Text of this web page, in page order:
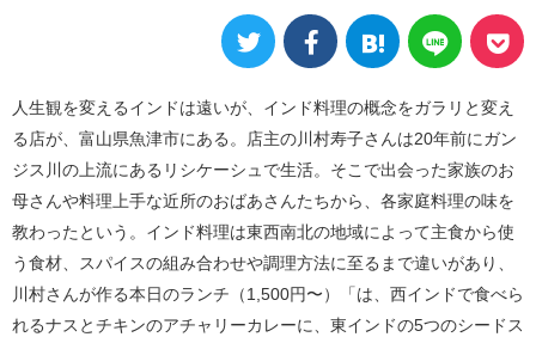
人生観を変えるインドは遠いが、インド料理の概念をガラリと変え
る店が、富山県魚津市にある。店主の川村寿子さんは20年前にガン
ジス川の上流にあるリシケーシュで生活。そこで出会った家族のお
母さんや料理上手な近所のおばあさんたちから、各家庭料理の味を
教わったという。インド料理は東西南北の地域によって主食から使
う食材、スパイスの組み合わせや調理方法に至るまで違いがあり、
川村さんが作る本日のランチ（1,500円〜）「は、西インドで食べら
れるナスとチキンのアチャリーカレーに、東インドの5つのシードス